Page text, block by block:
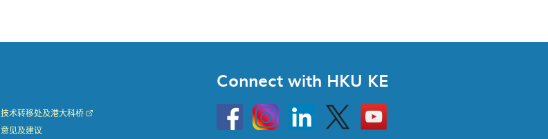
技术转移处及港大科桥
意见及建议
Connect with HKU KE
HKU
InstagramLinkedin Twitter
Go
to
HKU